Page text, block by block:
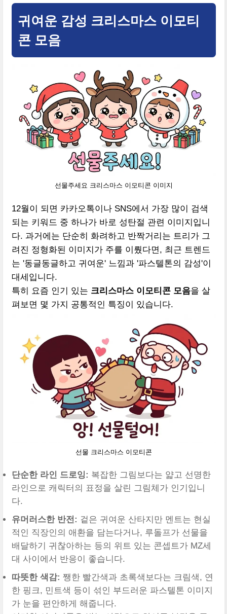
귀여운 감성 크리스마스 이모티
콘 모음
선물주세요 크리스마스 이모티콘 이미지
12월이 되면 카카오톡이나 SNS에서 가장 많이 검색
되는 키워드 중 하나가 바로 성탄절 관련 이미지입니
다. 과거에는 단순히 화려하고 반짝거리는 트리가 그
려진 정형화된 이미지가 주를 이뤘다면, 최근 트렌드
는 '동글동글하고 귀여운' 느낌과 '파스텔톤의 감성'이
대세입니다.
특히 요즘 인기 있는 크리스마스 이모티콘 모음을 살
펴보면 몇 가지 공통적인 특징이 있습니다.
선물 크리스마스 이모티콘
단순한 라인 드로잉: 복잡한 그림보다는 얇고 선명한
라인으로 캐릭터의 표정을 살린 그림체가 인기입니
다.
유머러스한 반전: 겉은 귀여운 산타지만 멘트는 현실
적인 직장인의 애환을 담는다거나, 루돌프가 선물을
배달하기 귀찮아하는 등의 위트 있는 콘셉트가 MZ세
대 사이에서 반응이 좋습니다.
따뜻한 색감: 쨍한 빨간색과 초록색보다는 크림색, 연
한 핑크, 민트색 등이 섞인 부드러운 파스텔톤 이미지
가 눈을 편안하게 해줍니다.